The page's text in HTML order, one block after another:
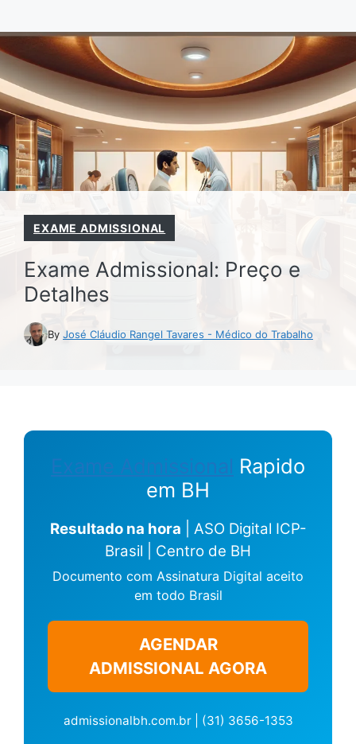
para
o
conteúdo
EXAME ADMISSIONAL
Exame Admissional: Preço e
Detalhes
By José Cláudio Rangel Tavares - Médico do Trabalho
Exame Admissional Rapido
em BH
Resultado na hora | ASO Digital ICP-
Brasil | Centro de BH
Documento com Assinatura Digital aceito
em todo Brasil
AGENDAR
ADMISSIONAL AGORA
admissionalbh.com.br | (31) 3656-1353